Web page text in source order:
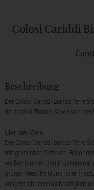
Colosi Cariddi
Beschreibung
Der Colosi Cariddi Bianco Terre
der Inzolio Traube, sowie von der
Über den Wein:
Der Colosi Cariddi Bianco Terre
mit grünlichen Reflexen.
weißen Blumen und Früchten
grünen Tees. Im Mund ist er
ausgezeichneter Nachhaltigkeit